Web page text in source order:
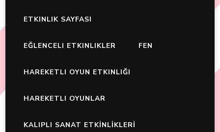
ETKINLIK SAYFASI
EĞLENCELI ETKINLIKLER FEN
HAREKETLI OYUN ETKINLIĞI
HAREKETLI OYUNLAR
KALIPLI SANAT ETKİNLİKLERİ